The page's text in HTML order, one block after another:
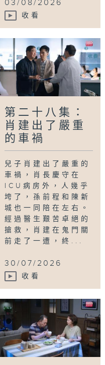
03/08/2026
收看
第二十八集：
肖建出了嚴重
的車禍
兒子肖建出了嚴重的
車禍，肖長慶守在
ICU病房外，人幾乎
垮了，孫前程和陳新
城也一同陪在左右。
經過醫生艱苦卓絕的
搶救，肖建在鬼門關
前走了一遭，終...
30/07/2026
收看